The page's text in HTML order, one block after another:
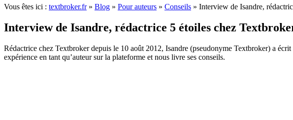
Vous êtes ici : textbroker.fr» Blog » Pour auteurs » Conseils » Interview de Isandre,
Interview de Isandre, rédactrice 5 étoiles chez
Rédactrice chez Textbroker depuis le 10 août 2012, Isandre (pseudonyme Textbroker) a
expérience en tant qu’auteur sur la plateforme et nous livre ses conseils.